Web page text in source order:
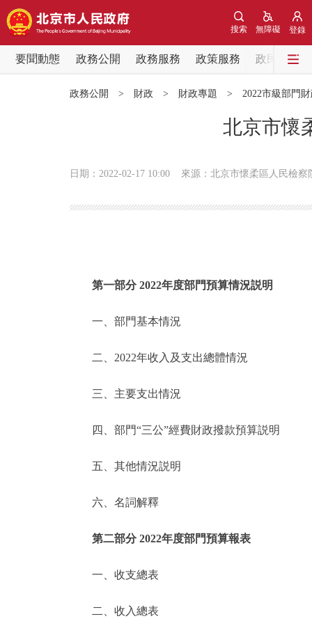
登錄
無障礙
搜索
要聞動態 政務公開 政務服務 政策服務
政民互動
便民服務
仲介服務
政民互動
12345網上接訴即辦
參與調查
政務公開 > 財政 > 財政專題 > 2022市級部門
北京市懷
日期：2022-02-17 10:00 來源：北京市懷柔區人民檢察
第一部分 2022年度部門預算情況説明
一、部門基本情況
二、2022年收入及支出總體情況
三、主要支出情況
四、部門“三公”經費財政撥款預算説明
五、其他情況説明
六、名詞解釋
第二部分 2022年度部門預算報表
一、收支總表
二、收入總表